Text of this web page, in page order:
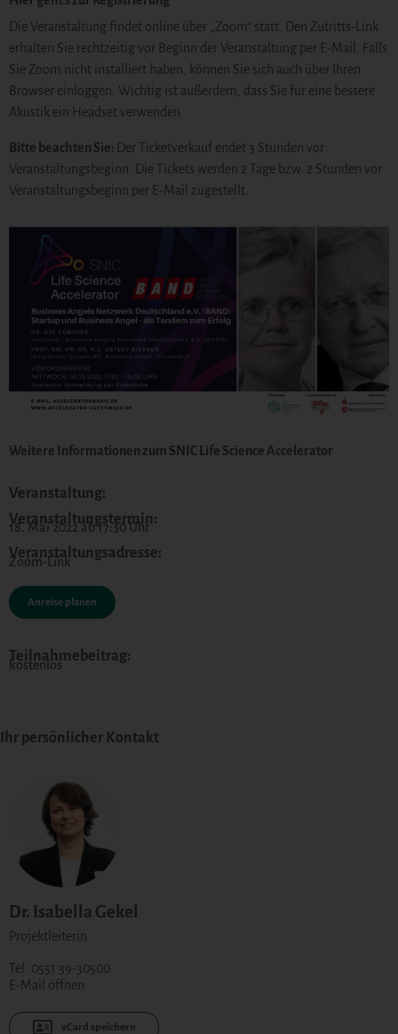
Die Veranstaltung findet online über „Zoom“ statt. Den Zutritts-Link
erhalten Sie rechtzeitig vor Beginn der Veranstaltung per E-Mail. Falls
Sie Zoom nicht installiert haben, können Sie sich auch über Ihren
Browser einloggen. Wichtig ist außerdem, dass Sie für eine bessere
Akustik ein Headset verwenden.
Bitte beachten Sie: Der Ticketverkauf endet 3 Stunden vor
Veranstaltungsbeginn. Die Tickets werden 2 Tage bzw. 2 Stunden vor
Veranstaltungsbeginn per E-Mail zugestellt.
Weitere Informationen zum SNIC Life Science Accelerator
Veranstaltung:
Veranstaltungstermin:
18. Mai 2022 ab 17:30 Uhr
Veranstaltungsadresse:
Zoom-Link
Anreise planen
Teilnahmebeitrag:
kostenlos
Ihr persönlicher Kontakt
Dr. Isabella Gekel
Projektleiterin
Tel. 0551 39-30500
E-Mail öffnen
vCard speichern